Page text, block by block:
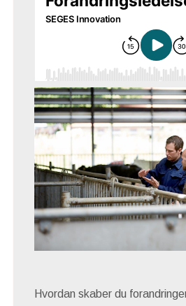
Hvordan skaber du